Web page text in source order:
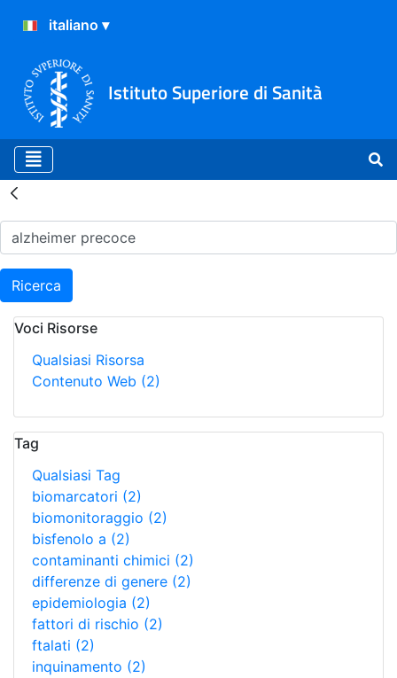
Istituto Superiore di Sanità
Risultati della Ricerca -
Ricerca
Voci Risorse
Qualsiasi Risorsa
Contenuto Web (2)
Tag
Qualsiasi Tag
biomarcatori (2)
biomonitoraggio (2)
bisfenolo a (2)
contaminanti chimici (2)
differenze di genere (2)
epidemiologia (2)
fattori di rischio (2)
ftalati (2)
inquinamento (2)